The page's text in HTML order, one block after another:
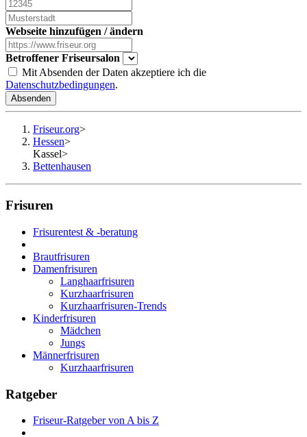
Webseite hinzufügen / ändern
Betroffener Friseursalon
Mit Absenden der Daten akzeptiere ich die
Datenschutzbedingungen.
Absenden
Friseur.org>
Hessen>
Kassel>
Bettenhausen
Frisuren
Frisurentest & -beratung
Brautfrisuren
Damenfrisuren
Langhaarfrisuren
Kurzhaarfrisuren
Kurzhaarfrisuren-Trends
Kinderfrisuren
Mädchen
Jungs
Männerfrisuren
Kurzhaarfrisuren
Ratgeber
Friseur-Ratgeber von A bis Z